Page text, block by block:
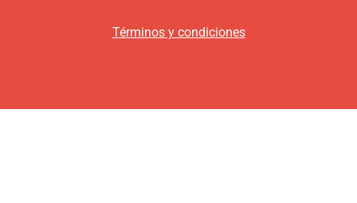
Términos y condiciones